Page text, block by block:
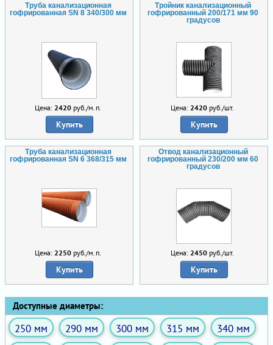
Труба канализационная
гофрированная SN 8 340/300 мм
Цена: 2420руб./м.п.
Купить
Тройник канализационный
гофрированный 200/171 мм 90
градусов
Цена: 2420 руб./шт.
Купить
Труба канализационная
гофрированная SN 6 368/315 мм
Цена: 2250руб./м.п.
Купить
Отвод канализационный
гофрированный 230/200 мм 60
градусов
Цена: 2450 руб./шт.
Купить
Доступные диаметры:
250 мм 290 мм 300 мм 315 мм
340 мм